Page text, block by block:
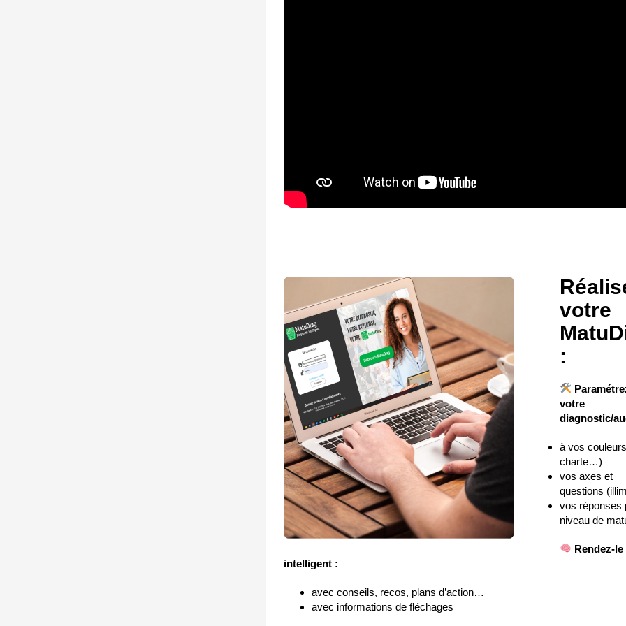
votre
:
votre
diagnostic/
à vos
charte…)
vos axes et
questions
vos réponses
niveau de
Rendez-le
intelligent :
avec conseils, recos, plans d’action…
avec informations de fléchages